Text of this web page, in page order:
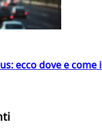
ecco dove e